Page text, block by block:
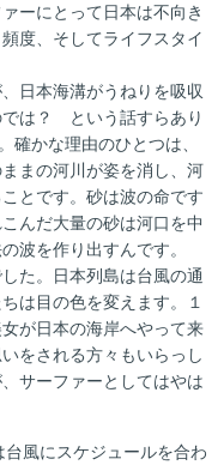
ーにとって日本は不向き
度、そしてライフスタイ
日本海溝がうねりを吸収
では？ という話すらあり
かな理由のひとつは、
まの河川が姿を消し、河
とです。砂は波の命です
んだ大量の砂は河口を中
波を作り出すんです。
た。日本列島は台風の通
は目の色を変えます。１
が日本の海岸へやって来
をされる方々もいらっし
サーファーとしてはやは
台風にスケジュールを合わ